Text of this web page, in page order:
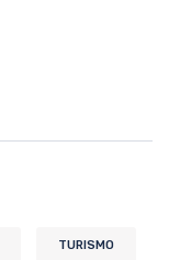
TURISMO